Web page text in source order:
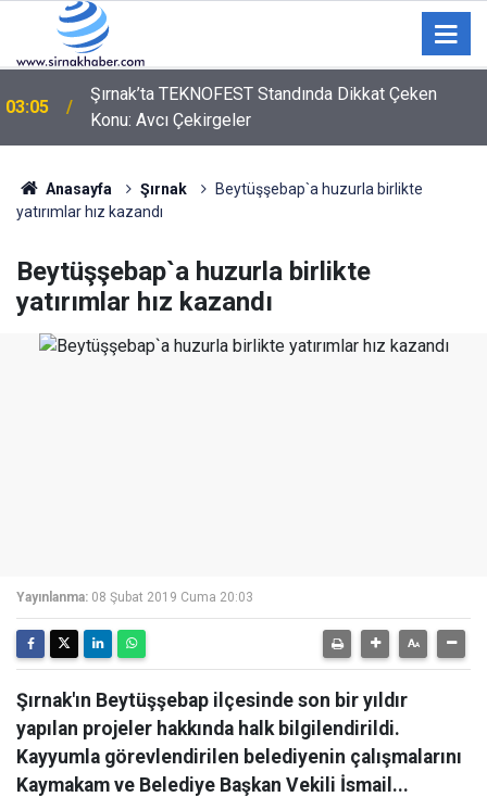
02:00 Kozan'da zincirleme trafik kazası: 2 yaralı
Anasayfa Şırnak
Beytüşşebap`a huzurla birlikte
yatırımlar hız kazandı
Beytüşşebap`a huzurla birlikte
yatırımlar hız kazandı
Yayınlanma: 08 Şubat 2019 Cuma 20:03
Şırnak'ın Beytüşşebap ilçesinde son bir yıldır
yapılan projeler hakkında halk bilgilendirildi.
Kayyumla görevlendirilen belediyenin çalışmalarını
Kaymakam ve Belediye Başkan Vekili İsmail...